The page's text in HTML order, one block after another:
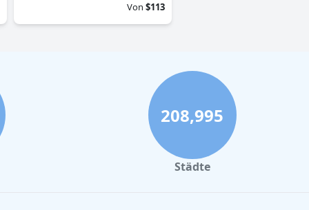
Von $113
208,995
Städte